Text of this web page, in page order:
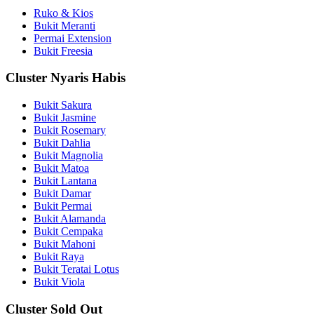
Ruko & Kios
Bukit Meranti
Permai Extension
Bukit Freesia
Cluster Nyaris Habis
Bukit Sakura
Bukit Jasmine
Bukit Rosemary
Bukit Dahlia
Bukit Magnolia
Bukit Matoa
Bukit Lantana
Bukit Damar
Bukit Permai
Bukit Alamanda
Bukit Cempaka
Bukit Mahoni
Bukit Raya
Bukit Teratai Lotus
Bukit Viola
Cluster Sold Out